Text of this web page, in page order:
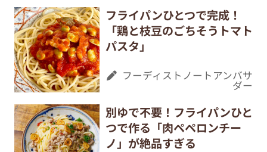
フライパンひとつで完成！
「鶏と枝豆のごちそうトマト
パスタ」
フーディストノートアンバサ
ダー
別ゆで不要！フライパンひと
つで作る「肉ペペロンチー
ノ」が絶品すぎる